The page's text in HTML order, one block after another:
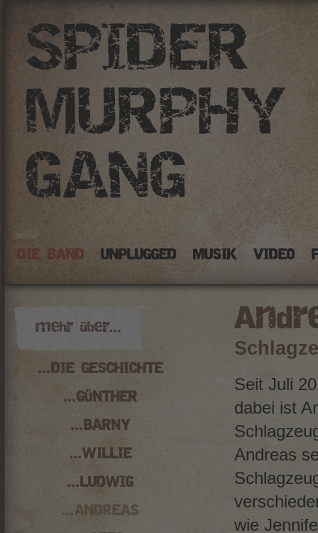
DIE BAND UNPLUGGED MUSIK VIDEO
Seit Juli
dabei ist
Andreas
wie
...DIE GESCHICHTE
...GÜNTHER
...BARNY
...WILLIE
...LUDWIG
...ANDREAS